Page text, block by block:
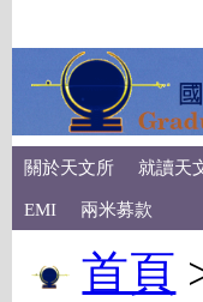
關於天文所 就讀天
EMI 兩米募款
首頁